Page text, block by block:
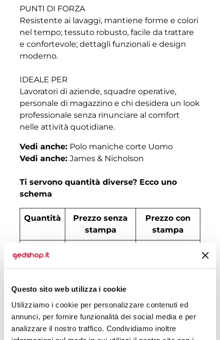
Questo sito web utilizza i cookie
Utilizziamo i cookie per personalizzare contenuti ed
annunci, per fornire funzionalità dei social media e per
analizzare il nostro traffico. Condividiamo inoltre
PUNTI DI FORZA
Resistente ai lavaggi, mantiene forme e colori
nel tempo; tessuto robusto, facile da trattare
e confortevole; dettagli funzionali e design
moderno.
IDEALE PER
Lavoratori di aziende, squadre operative,
personale di magazzino e chi desidera un look
professionale senza rinunciare al comfort
nelle attività quotidiane.
Vedi anche: Polo maniche corte Uomo
Vedi anche: James & Nicholson
Ti servono quantità diverse? Ecco uno
schema
Quantità
Prezzo senza
stampa
Prezzo con
stampa
30
50 € 15,23 € 17,11
100 € 14,35
€ 14,09
500 € 12,94 € 14,40